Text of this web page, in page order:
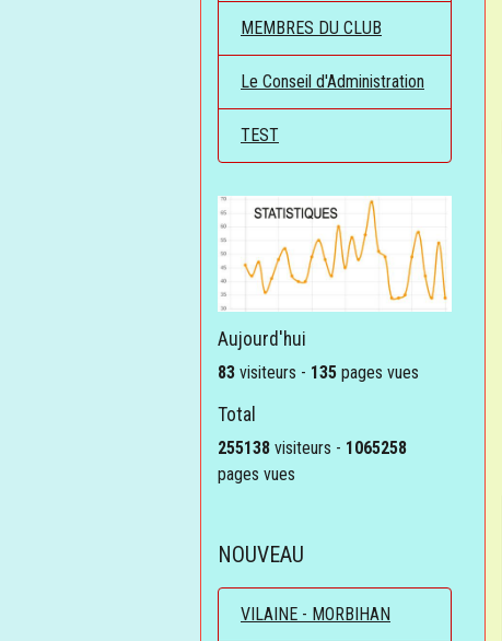
MEMBRES DU CLUB
Le Conseil d'Administration
TEST
Aujourd'hui
83 visiteurs - 135 pages vues
Total
255138 visiteurs - 1065258
pages vues
NOUVEAU
VILAINE - MORBIHAN